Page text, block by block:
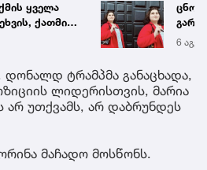
21 წლის
დასკვნა
6 აგვ
დონალდ ტრამპმა განაცხადა,
ლიდერისთვის, მარია
არ უთქვამს, არ დაბრუნდეს
მაჩადო მოსწონს.